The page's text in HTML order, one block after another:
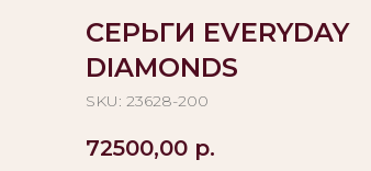
СЕРЬГИ EVERYDAY
DIAMONDS
SKU: 23628-200
72500,00 р.